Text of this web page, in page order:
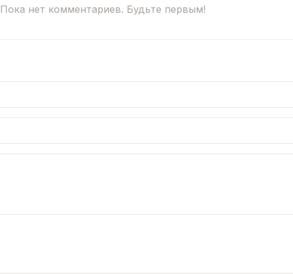
Пока нет комментариев. Будьте первым!